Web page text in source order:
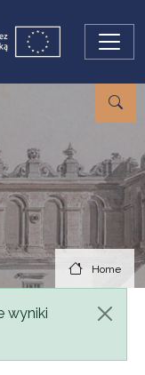
Home
wyniki